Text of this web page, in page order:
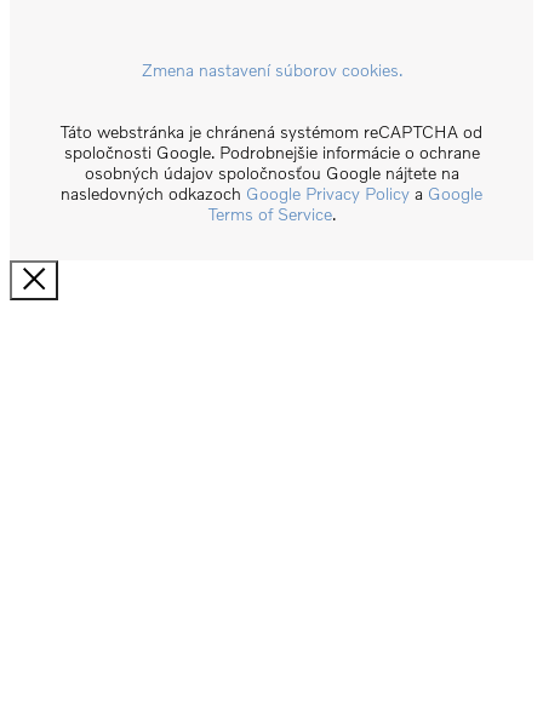
Zmena nastavení súborov cookies.
Táto webstránka je chránená systémom reCAPTCHA od
spoločnosti Google. Podrobnejšie informácie o ochrane
osobných údajov spoločnosťou Google nájtete na
nasledovných odkazoch Google Privacy Policy a Google
Terms of Service.